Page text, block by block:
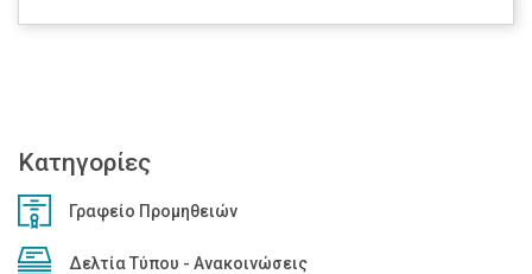
Κατηγορίες
Γραφείο Προμηθειών
Δελτία Τύπου - Ανακοινώσεις